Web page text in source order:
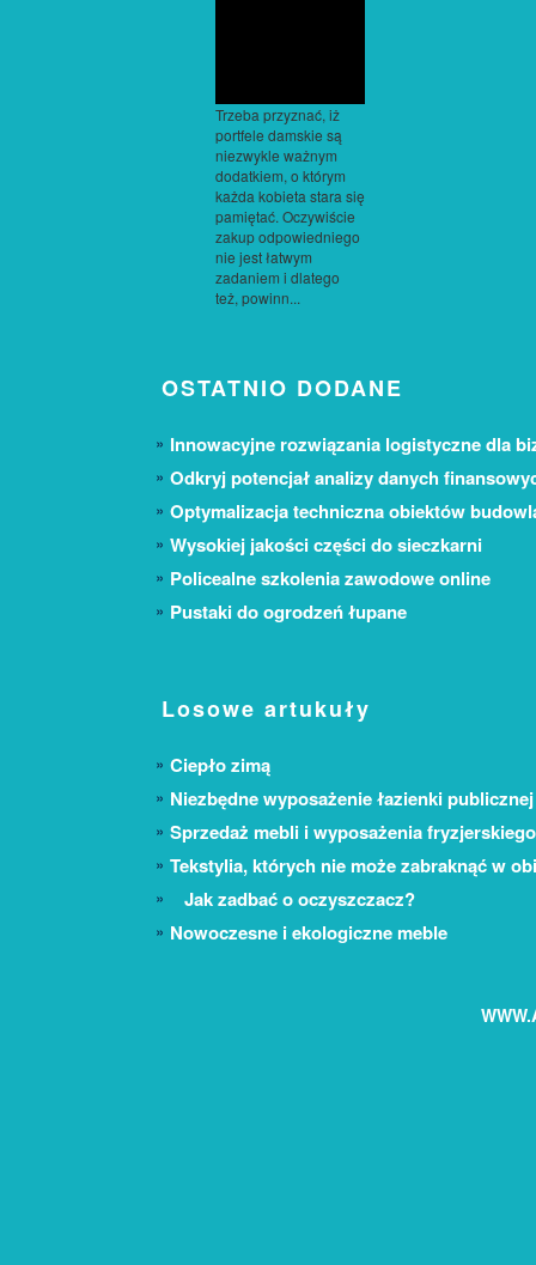
Trzeba przyznać, iż
portfele damskie są
niezwykle ważnym
dodatkiem, o którym
każda kobieta stara się
pamiętać. Oczywiście
zakup odpowiedniego
nie jest łatwym
zadaniem i dlatego
też, powinn...
OSTATNIO DODANE
Innowacyjne rozwiązania logistyczne dla
Odkryj potencjał analizy danych
Optymalizacja techniczna obiektów
Wysokiej jakości części do sieczkarni
Policealne szkolenia zawodowe online
Pustaki do ogrodzeń łupane
Losowe artukuły
Ciepło zimą
Niezbędne wyposażenie łazienki publicznej
Sprzedaż mebli i wyposażenia fryzjerskiego
Tekstylia, których nie może zabraknąć w
Jak zadbać o oczyszczacz?
Nowoczesne i ekologiczne meble